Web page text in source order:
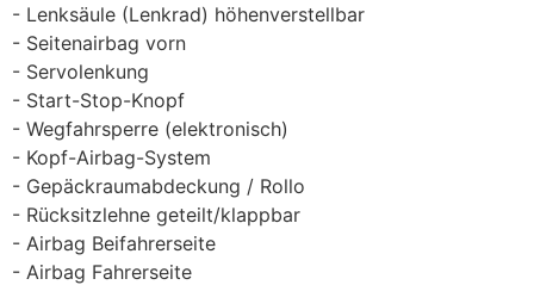
Lenksäule (Lenkrad) höhenverstellbar
Seitenairbag vorn
Servolenkung
Start-Stop-Knopf
Wegfahrsperre (elektronisch)
Kopf-Airbag-System
Gepäckraumabdeckung / Rollo
Rücksitzlehne geteilt/klappbar
Airbag Beifahrerseite
Airbag Fahrerseite